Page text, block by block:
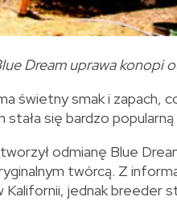
Dream uprawa konopi
świetny smak i zapach,
się bardzo
odmianę Blue
twórcą. Z
jednak breeder